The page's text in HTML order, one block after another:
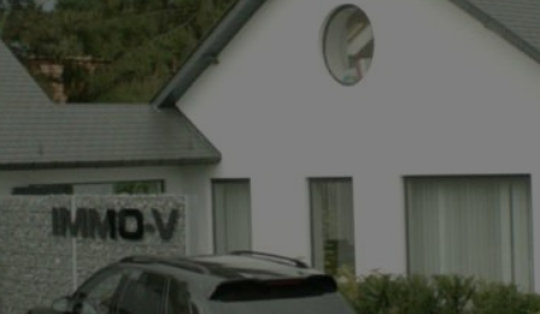
ESTIMATION GRATUITE
FR EN